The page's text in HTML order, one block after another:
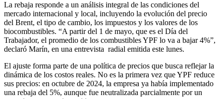
La rebaja responde a un análisis integral de las condiciones del
mercado internacional y local, incluyendo la evolución del precio
del Brent, el tipo de cambio, los impuestos y los valores de los
biocombustibles. “A partir del 1 de mayo, que es el Día del
Trabajador, el promedio de los combustibles YPF lo va a bajar 4%”,
declaró Marín, en una entrevista radial emitida este lunes.
El ajuste forma parte de una política de precios que busca reflejar la
dinámica de los costos reales. No es la primera vez que YPF reduce
sus precios: en octubre de 2024, la empresa ya había implementado
una rebaja del 5%, aunque fue neutralizada parcialmente por un